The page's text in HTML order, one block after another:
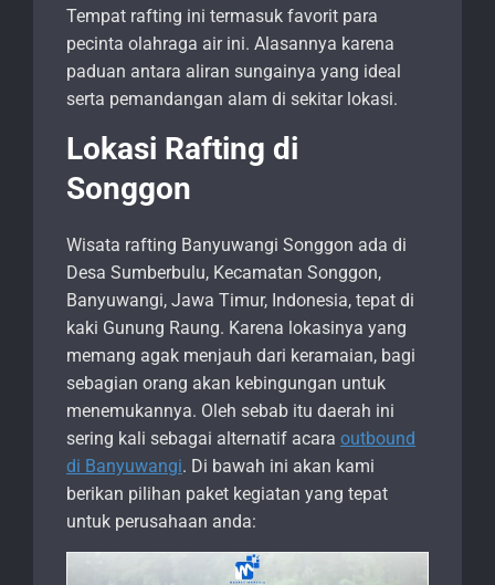
Tempat rafting ini termasuk favorit para
pecinta olahraga air ini. Alasannya karena
paduan antara aliran sungainya yang ideal
serta pemandangan alam di sekitar lokasi.
Lokasi Rafting di
Songgon
Wisata rafting Banyuwangi Songgon ada di
Desa Sumberbulu, Kecamatan Songgon,
Banyuwangi, Jawa Timur, Indonesia, tepat di
kaki Gunung Raung. Karena lokasinya yang
memang agak menjauh dari keramaian, bagi
sebagian orang akan kebingungan untuk
menemukannya. Oleh sebab itu daerah ini
sering kali sebagai alternatif acara outbound
di Banyuwangi. Di bawah ini akan kami
berikan pilihan paket kegiatan yang tepat
untuk perusahaan anda: